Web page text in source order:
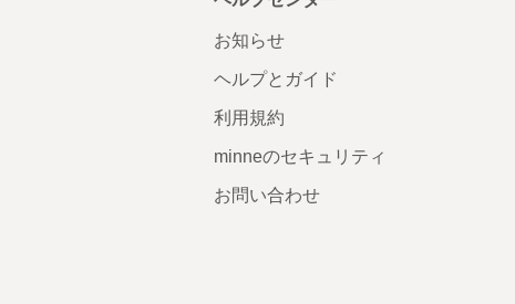
お知らせ
ヘルプとガイド
利用規約
minneのセキュリティ
お問い合わせ